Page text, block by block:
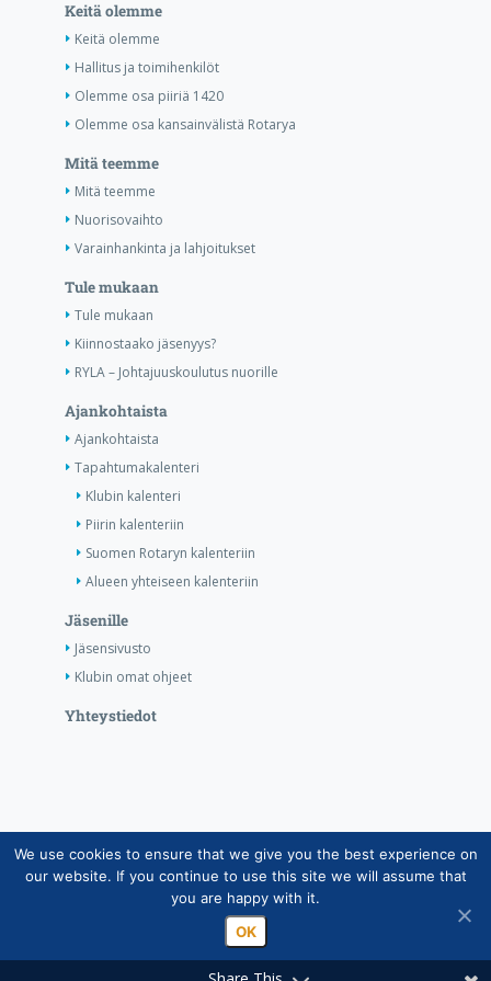
Keitä olemme
Keitä olemme
Hallitus ja toimihenkilöt
Olemme osa piiriä 1420
Olemme osa kansainvälistä Rotarya
Mitä teemme
Mitä teemme
Nuorisovaihto
Varainhankinta ja lahjoitukset
Tule mukaan
Tule mukaan
Kiinnostaako jäsenyys?
RYLA – Johtajuuskoulutus nuorille
Ajankohtaista
Ajankohtaista
Tapahtumakalenteri
Klubin kalenteri
Piirin kalenteriin
Suomen Rotaryn kalenteriin
Alueen yhteiseen kalenteriin
Jäsenille
Jäsensivusto
Klubin omat ohjeet
Yhteystiedot
Copyright © Suomen Rotarypalvelu ry 2026 |
Jäsentietojärjestelmän tietosuojaseloste| Henkilötietojen
käsittely Rotarytoiminnassa
We use cookies to ensure that we give you the best experience on
our website. If you continue to use this site we will assume that
you are happy with it.
OK